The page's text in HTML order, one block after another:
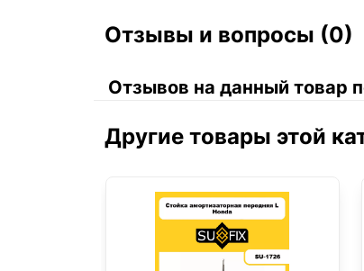
Отзывы и вопросы (0)
Отзывов на данный товар
Другие товары этой